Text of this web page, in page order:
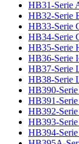
HB31-Serie
HB32-Serie
HB33-Serie
HB34-Serie
HB35-Serie
HB36-Serie
HB37-Serie
HB38-Serie
HB390-
HB391-
HB392-
HB393-
HB394-Serie